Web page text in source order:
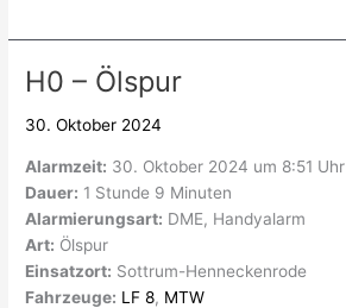
H0 – Ölspur
30. Oktober 2024
Alarmzeit: 30. Oktober 2024 um 8:51 Uhr
Dauer: 1 Stunde 9 Minuten
Alarmierungsart: DME, Handyalarm
Art: Ölspur
Einsatzort: Sottrum-Henneckenrode
Fahrzeuge: LF 8, MTW
H0
Ölspur